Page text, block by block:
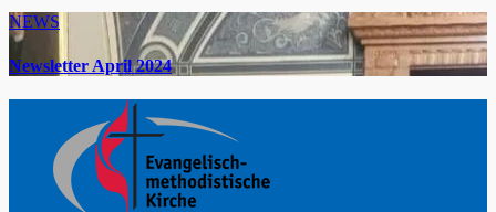
NEWS
Newsletter April 2024